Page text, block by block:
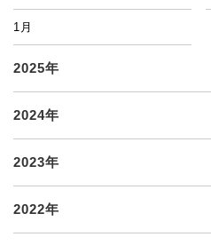
1月
2025年
2024年
2023年
2022年